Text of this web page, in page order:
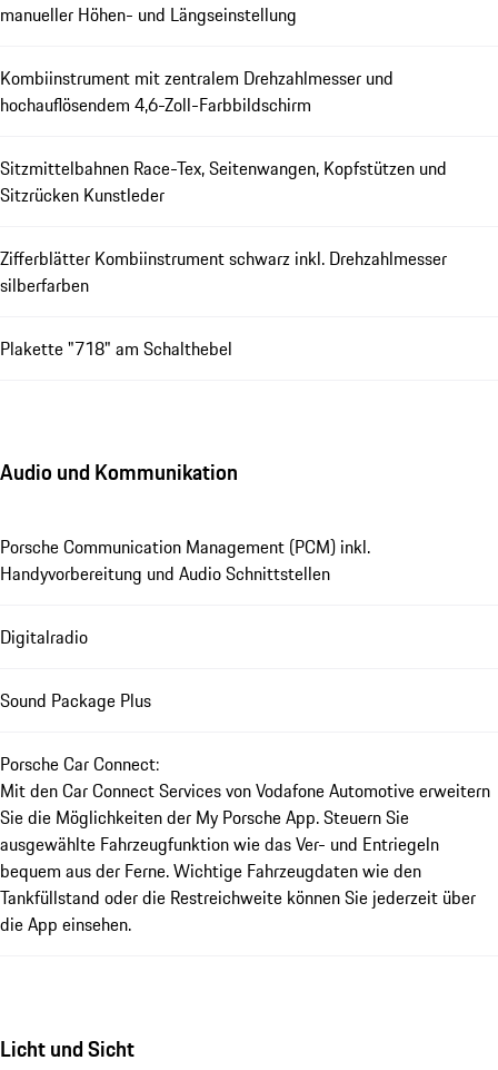
manueller Höhen- und Längseinstellung
Kombiinstrument mit zentralem Drehzahlmesser und
hochauflösendem 4,6-Zoll-Farbbildschirm
Sitzmittelbahnen Race-Tex, Seitenwangen, Kopfstützen und
Sitzrücken Kunstleder
Zifferblätter Kombiinstrument schwarz inkl. Drehzahlmesser
silberfarben
Plakette "718" am Schalthebel
Audio und Kommunikation
Porsche Communication Management (PCM) inkl.
Handyvorbereitung und Audio Schnittstellen
Digitalradio
Sound Package Plus
Porsche Car Connect:
Mit den Car Connect Services von Vodafone Automotive erweitern
Sie die Möglichkeiten der My Porsche App. Steuern Sie
ausgewählte Fahrzeugfunktion wie das Ver- und Entriegeln
bequem aus der Ferne. Wichtige Fahrzeugdaten wie den
Tankfüllstand oder die Restreichweite können Sie jederzeit über
die App einsehen.
Licht und Sicht